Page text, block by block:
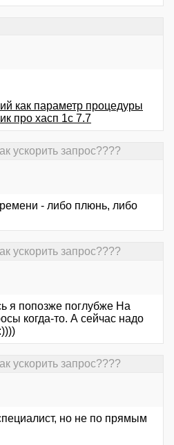
как параметр процедуры
про хасп 1с 7.7
ускорить запрос????
- либо плюнь, либо
ускорить запрос????
я попозже поглубже На
когда-то. А сейчас надо
ускорить запрос????
но не по прямым